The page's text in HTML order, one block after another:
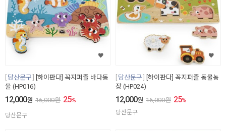
당산문구
[하이판다] 꼭지퍼즐 바다동
물 (HP016)
12,000원 16,000원 25%
당산문구
당산문구
[하이판다] 꼭지퍼즐 동물농
장 (HP024)
12,000원 16,000원 25%
당산문구